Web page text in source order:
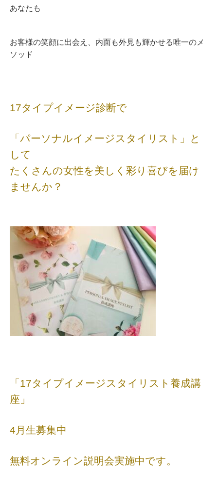
あなたも
お客様の笑顔に出会え、内面も外見も輝かせる唯一のメ
ソッド
17タイプイメージ診断で
「パーソナルイメージスタイリスト」と
して
たくさんの女性を美しく彩り喜びを届け
ませんか？
「17タイプイメージスタイリスト養成講
座」
4月生募集中
無料オンライン説明会実施中です。